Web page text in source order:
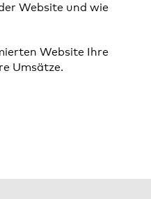
Website und wie
Website Ihre
Umsätze.